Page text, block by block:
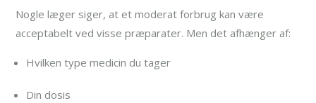
Nogle læger siger, at et moderat forbrug kan være
acceptabelt ved visse præparater. Men det afhænger af:
Hvilken type medicin du tager
Din dosis